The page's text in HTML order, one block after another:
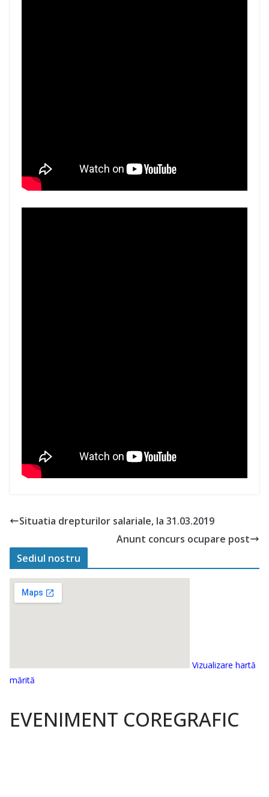
Situatia drepturilor salariale, la 31.03.2019
Anunt concurs ocupare post
Sediul nostru
Vizualizare hartă
mărită
EVENIMENT COREGRAFIC